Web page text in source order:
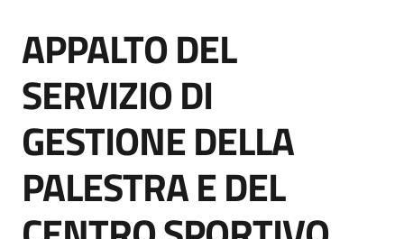
strumenti
di
Supporto
Piattaforme
Salta al contenuto
APPALTO DEL
SERVIZIO DI
GESTIONE DELLA
PALESTRA E DEL